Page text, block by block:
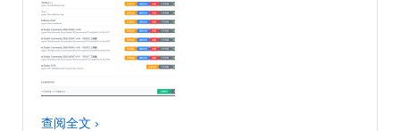
查阅全文 ›